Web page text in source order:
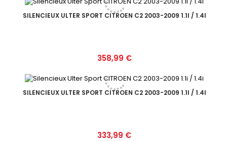
SILENCIEUX ULTER SPORT CITROEN C2 2003-2009 1.1I / 1.4I
Prix
358,99 €
SILENCIEUX ULTER SPORT CITROEN C2 2003-2009 1.1I / 1.4I
Prix
333,99 €